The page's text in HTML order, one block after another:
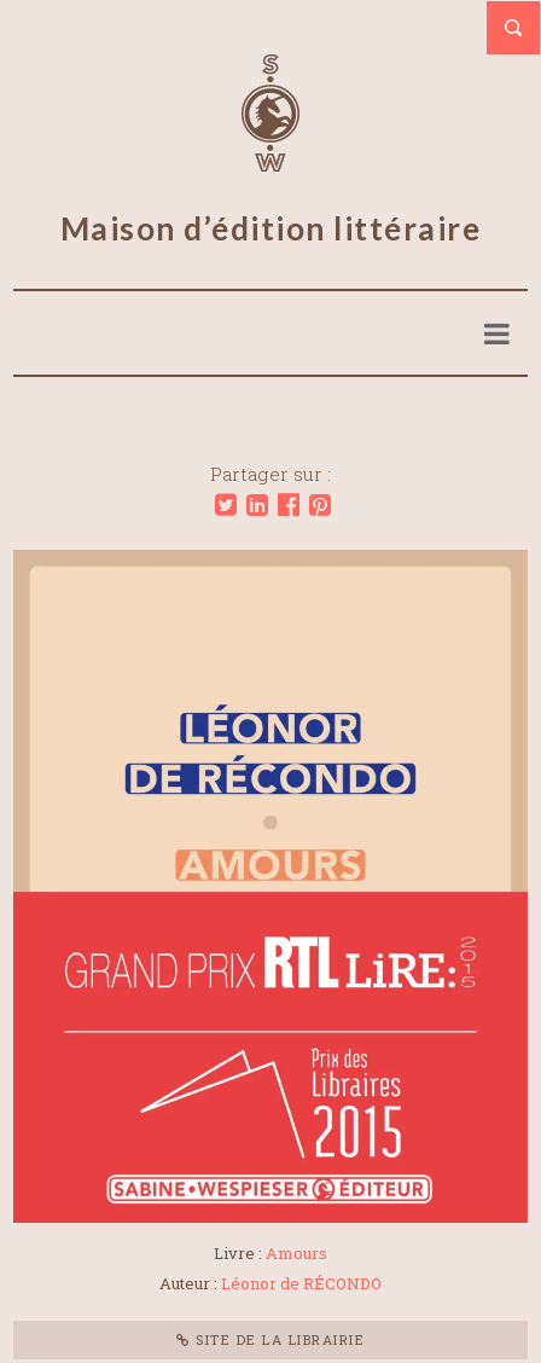
Maison d’édition littéraire
Partager sur :
Livre : Amours
Auteur : Léonor de RÉCONDO
SITE DE LA LIBRAIRIE